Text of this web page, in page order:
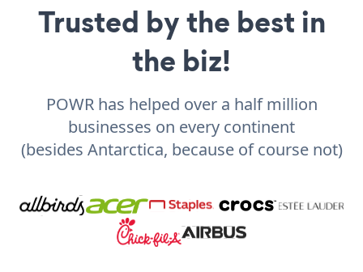
Trusted by the best in
the biz!
POWR has helped over a half million
businesses on every continent
(besides Antarctica, because of course not)